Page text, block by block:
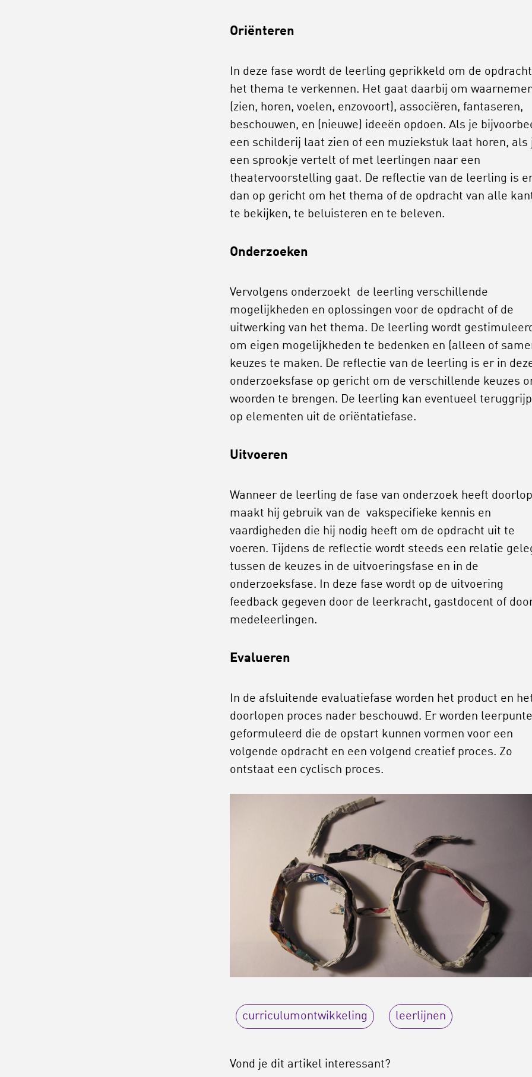
Oriënteren
In deze fase wordt de leerling geprikkeld om de
het thema te verkennen. Het gaat daarbij om
(zien, horen, voelen, enzovoort), associëren, fantaseren,
beschouwen, en (nieuwe) ideeën opdoen. Als je
een schilderij laat zien of een muziekstuk laat horen, als
een sprookje vertelt of met leerlingen naar een
theatervoorstelling gaat. De reflectie van de leerling is
dan op gericht om het thema of de opdracht van alle
te bekijken, te beluisteren en te beleven.
Onderzoeken
Vervolgens onderzoekt de leerling verschillende
mogelijkheden en oplossingen voor de opdracht of de
uitwerking van het thema. De leerling wordt
om eigen mogelijkheden te bedenken en (alleen of
keuzes te maken. De reflectie van de leerling is er in
onderzoeksfase op gericht om de verschillende keuzes
woorden te brengen. De leerling kan eventueel
op elementen uit de oriëntatiefase.
Uitvoeren
Wanneer de leerling de fase van onderzoek heeft
maakt hij gebruik van de vakspecifieke kennis en
vaardigheden die hij nodig heeft om de opdracht uit te
voeren. Tijdens de reflectie wordt steeds een relatie
tussen de keuzes in de uitvoeringsfase en in de
onderzoeksfase. In deze fase wordt op de uitvoering
feedback gegeven door de leerkracht, gastdocent of
medeleerlingen.
Evalueren
In de afsluitende evaluatiefase worden het product en
doorlopen proces nader beschouwd. Er worden
geformuleerd die de opstart kunnen vormen voor een
volgende opdracht en een volgend creatief proces. Zo
ontstaat een cyclisch proces.
curriculumontwikkeling leerlijnen
Vond je dit artikel interessant?